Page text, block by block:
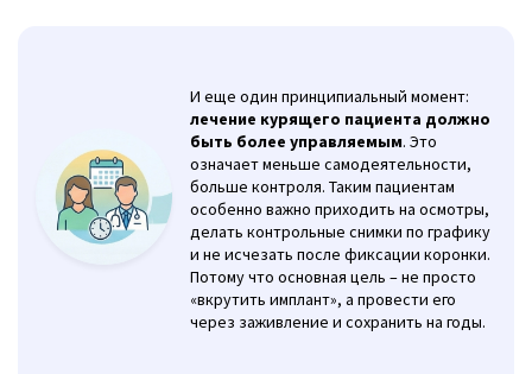
И еще один принципиальный момент:
лечение курящего пациента должно
быть более управляемым. Это
означает меньше самодеятельности,
больше контроля. Таким пациентам
особенно важно приходить на осмотры,
делать контрольные снимки по графику
и не исчезать после фиксации коронки.
Потому что основная цель – не просто
«вкрутить имплант», а провести его
через заживление и сохранить на годы.